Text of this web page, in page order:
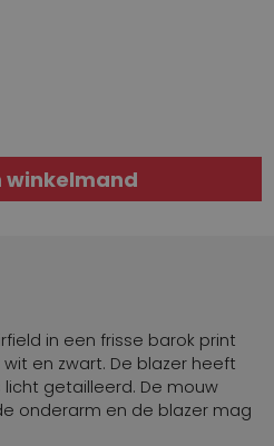
winkelmand
in een frisse barok print
en zwart. De blazer heeft
licht getailleerd. De mouw
onderarm en de blazer mag